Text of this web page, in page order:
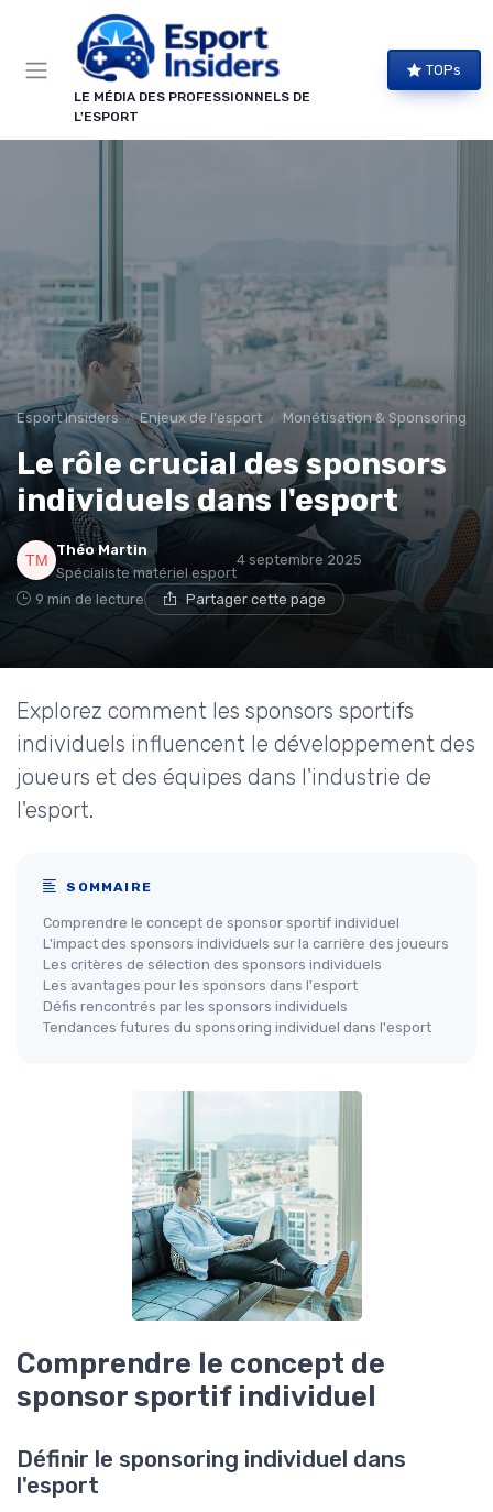
LE MÉDIA DES PROFESSIONNELS DE
L'ESPORT
TOPs
Esport Insiders Enjeux de l'esport Monétisation & Sponsoring
Le rôle crucial des sponsors
individuels dans l'esport
Théo Martin
Spécialiste matériel esport
4 septembre 2025
9 min de lecture Partager cette page
Explorez comment les sponsors sportifs
individuels influencent le développement des
joueurs et des équipes dans l'industrie de
l'esport.
SOMMAIRE
Comprendre le concept de sponsor sportif individuel
L'impact des sponsors individuels sur la carrière des joueurs
Les critères de sélection des sponsors individuels
Les avantages pour les sponsors dans l'esport
Défis rencontrés par les sponsors individuels
Tendances futures du sponsoring individuel dans l'esport
Comprendre le concept de
sponsor sportif individuel
Définir le sponsoring individuel dans
l'esport
Panneau de gestion des cookies